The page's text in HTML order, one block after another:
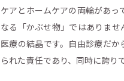
ケアとホームケアの両輪があ
なる「かぶせ物」ではありま
医療の結晶です。自由診療だ
られた責任であり、同時に誇り